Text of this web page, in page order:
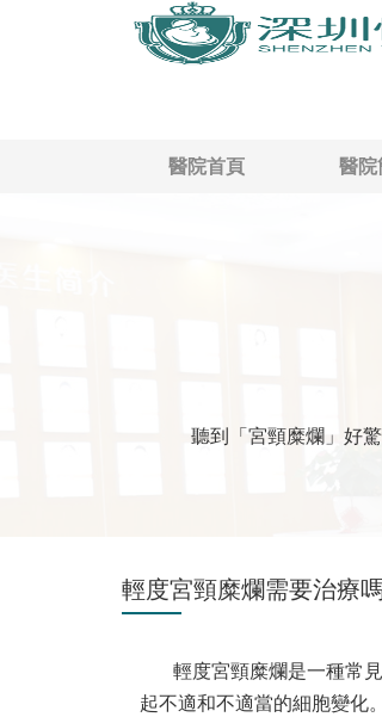
醫院首頁 醫
聽到「宮頸糜爛」好
輕度宮頸糜爛需要治療
輕度宮頸糜爛是一種常
起不適和不適當的細胞變化